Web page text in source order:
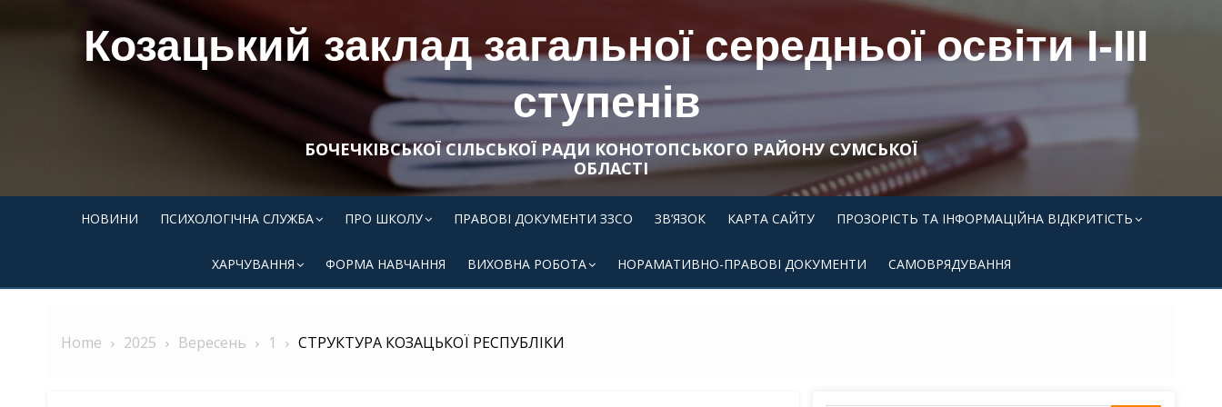
Козацький заклад загальної середньої освіти І-ІІІ
ступенів
БОЧЕЧКІВСЬКОЇ СІЛЬСЬКОЇ РАДИ КОНОТОПСЬКОГО РАЙОНУ СУМСЬКОЇ
ОБЛАСТІ
НОВИНИ ПСИХОЛОГІЧНА СЛУЖБА ПРО ШКОЛУ ПРАВОВІ ДОКУМЕНТИ ЗЗСО ЗВ’ЯЗОК КАРТА САЙТУ ПРОЗОРІСТЬ ТА ІНФОРМАЦІЙНА ВІДКРИТІСТЬ
ХАРЧУВАННЯ ФОРМА НАВЧАННЯ ВИХОВНА РОБОТА НОРАМАТИВНО-ПРАВОВІ ДОКУМЕНТИ САМОВРЯДУВАННЯ
Home 2025 Вересень 1 СТРУКТУРА КОЗАЦЬКОЇ РЕСПУБЛІКИ